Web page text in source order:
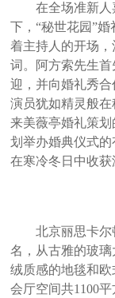
在全场准新人
下，“秘世花园”
着主持人的开场
词。阿方索先生
迎，并向婚礼秀
演员犹如精灵般
来美薇亭婚礼策
划举办婚典仪式的
在寒冷冬日中收获
北京丽思卡尔
名，从古雅的玻
绒质感的地毯和
会厅空间共1100